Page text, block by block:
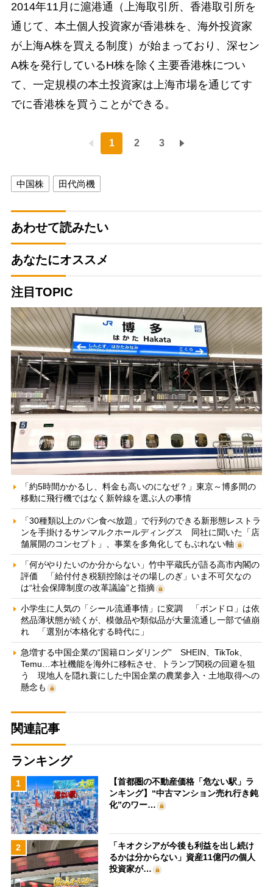
2014年11月に滬港通（上海取引所、香港取引所を
通じて、本土個人投資家が香港株を、海外投資家
が上海A株を買える制度）が始まっており、深セン
A株を発行しているH株を除く主要香港株につい
て、一定規模の本土投資家は上海市場を通じてす
でに香港株を買うことができる。
1 2 3
中国株 田代尚機
あわせて読みたい
あなたにオススメ
注目TOPIC
「約5時間かかるし、料金も高いのになぜ？」東京～博多間の
移動に飛行機ではなく新幹線を選ぶ人の事情
「30種類以上のパン食べ放題」で行列のできる新形態レストラ
ンを手掛けるサンマルクホールディングス 同社に聞いた「店
舗展開のコンセプト」、事業を多角化してもぶれない軸
「何がやりたいのか分からない」竹中平蔵氏が語る高市内閣の
評価 「給付付き税額控除はその場しのぎ」いま不可欠なの
は“社会保障制度の改革議論”と指摘
小学生に人気の「シール流通事情」に変調 「ボンドロ」は依
然品薄状態が続くが、模倣品や類似品が大量流通し一部で値崩
れ 「選別が本格化する時代に」
急増する中国企業の“国籍ロンダリング” SHEIN、TikTok、
Temu…本社機能を海外に移転させ、トランプ関税の回避を狙
う 現地人を隠れ蓑にした中国企業の農業参入・土地取得への
懸念も
関連記事
ランキング
1
【首都圏の不動産価格「危ない駅」ラ
ンキング】“中古マンション売れ行き鈍
化”のワー…
2
「キオクシアが今後も利益を出し続け
るかは分からない」資産11億円の個人
投資家が…